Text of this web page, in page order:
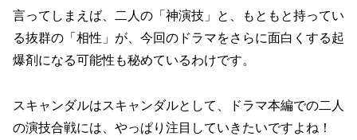
言ってしまえば、二人の「神演技」と、もともと持ってい
る抜群の「相性」が、今回のドラマをさらに面白くする起
爆剤になる可能性も秘めているわけです。
スキャンダルはスキャンダルとして、ドラマ本編での二人
の演技合戦には、やっぱり注目していきたいですよね！